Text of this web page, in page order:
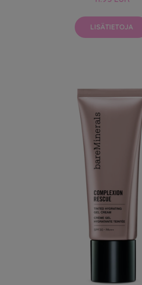
LISÄTIETOJA